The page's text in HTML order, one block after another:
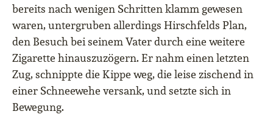
bereits nach wenigen Schritten klamm gewesen
waren, untergruben allerdings Hirschfelds Plan,
den Besuch bei seinem Vater durch eine weitere
Zigarette hinauszuzögern. Er nahm einen letzten
Zug, schnippte die Kippe weg, die leise zischend in
einer Schneewehe versank, und setzte sich in
Bewegung.